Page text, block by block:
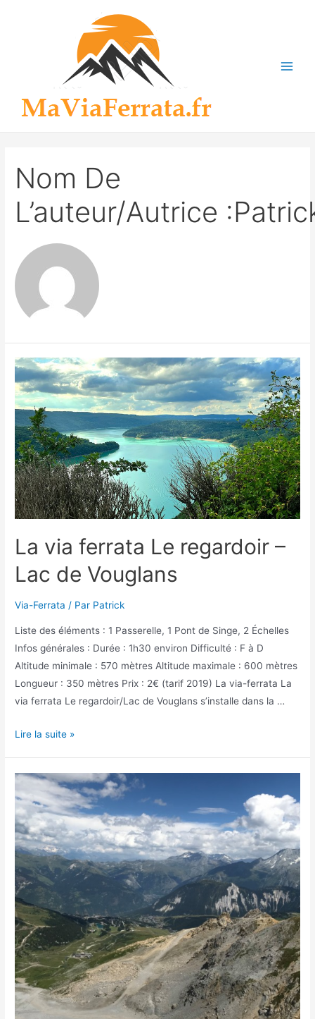
Nom De
L’auteur/autrice
La via ferrata Le regardoir –
Lac de Vouglans
Via-Ferrata / Par Patrick
Liste des éléments : 1 Passerelle, 1 Pont de Singe, 2 Échelles
Infos générales : Durée : 1h30 environ Difficulté : F à D
Altitude minimale : 570 mètres Altitude maximale : 600 mètres
Longueur : 350 mètres Prix : 2€ (tarif 2019) La via-ferrata La
via ferrata Le regardoir/Lac de Vouglans s’installe dans la …
La
regardoir
–
Lac
de
Vouglans
Lire la suite »